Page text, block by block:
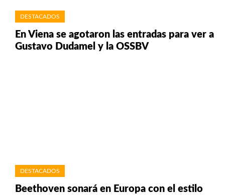
DESTACADOS
En Viena se agotaron las entradas para ver a
Gustavo Dudamel y la OSSBV
DESTACADOS
Beethoven sonará en Europa con el estilo